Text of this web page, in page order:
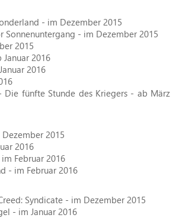
- im Dezember 2015
Sonnenuntergang - im Dezember 2015
2015
2016
2016
Die fünfte Stunde des Kriegers - ab März
2015
2016
Februar 2016
- im Februar 2016
Syndicate - im Dezember 2015
- im Januar 2016